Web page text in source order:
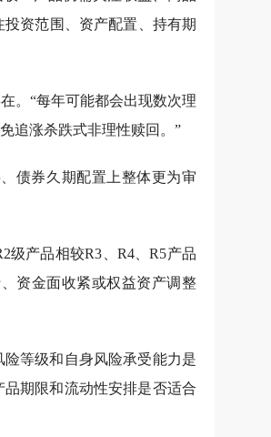
资范围、资产配置、持有期
。“每年可能都会出现数次理
追涨杀跌式非理性赎回。”
债券久期配置上整体更为审
级产品相较R3、R4、R5产品
资金面收紧或权益资产调整
等级和自身风险承受能力是
期限和流动性安排是否适合